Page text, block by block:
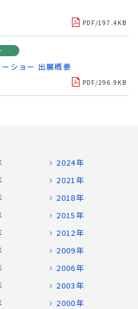
PDF/197.4KB
ショー 出展概要
PDF/296.9KB
2024年
2021年
2018年
2015年
2012年
2009年
2006年
2003年
2000年